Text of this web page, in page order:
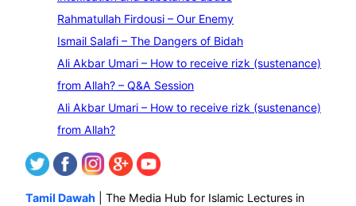
Rahmatullah Firdousi – Our Enemy
Ismail Salafi – The Dangers of Bidah
Ali Akbar Umari – How to receive rizk (sustenance)
from Allah? – Q&A Session
Ali Akbar Umari – How to receive rizk (sustenance)
from Allah?
Tamil Dawah | The Media Hub for Islamic Lectures in